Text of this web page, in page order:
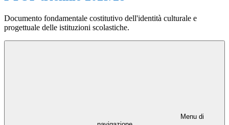
Documento fondamentale costitutivo dell'identità culturale e
progettuale delle istituzioni scolastiche.
Menu di